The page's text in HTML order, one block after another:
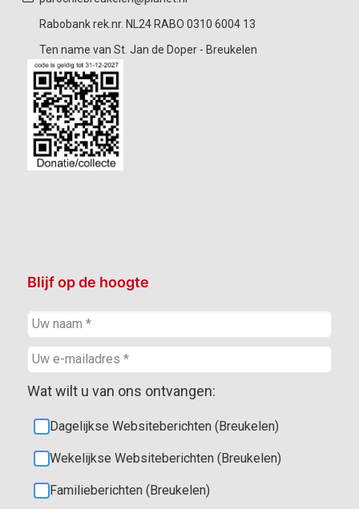
Rabobank rek.nr. NL24 RABO 0310 6004 13
Ten name van St. Jan de Doper - Breukelen
Blijf op de hoogte
Wat wilt u van ons ontvangen:
Dagelijkse Websiteberichten (Breukelen)
Wekelijkse Websiteberichten (Breukelen)
Familieberichten (Breukelen)